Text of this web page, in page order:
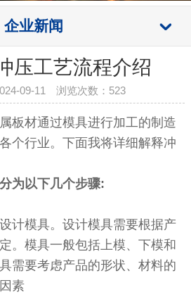
企业新闻
压工艺流程介绍
09-11 浏览次数： 523
板材通过模具进行加工的制造
个行业。下面我将详细解释冲
为以下几个步骤:
计模具。设计模具需要根据产
。模具一般包括上模、下模和
需要考虑产品的形状、材料的
素